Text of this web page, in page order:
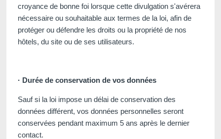
croyance de bonne foi lorsque cette divulgation s'avérera
nécessaire ou souhaitable aux termes de la loi, afin de
protéger ou défendre les droits ou la propriété de nos
hôtels, du site ou de ses utilisateurs.
· Durée de conservation de vos données
Sauf si la loi impose un délai de conservation des
données différent, vos données personnelles seront
conservées pendant maximum 5 ans après le dernier
contact.